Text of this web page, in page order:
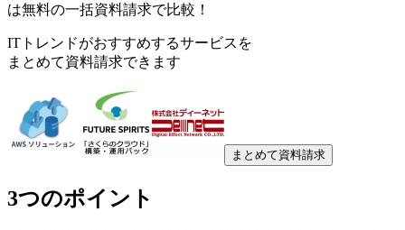
は無料の一括資料請求で比較！
ITトレンドがおすすめするサービスを
まとめて資料請求できます
まとめて資料請求
3つのポイント